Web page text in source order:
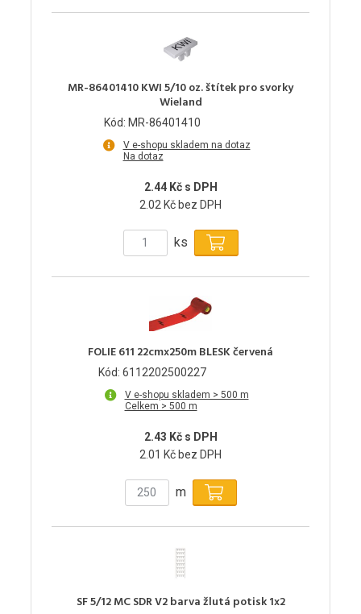
MR-86401410 KWI 5/10 oz. štítek pro svorky
Wieland
Kód: MR-86401410
V e-shopu skladem na dotaz
Na dotaz
2.44 Kč s DPH
2.02 Kč bez DPH
ks
FOLIE 611 22cmx250m BLESK červená
Kód: 6112202500227
V e-shopu skladem > 500 m
Celkem > 500 m
2.43 Kč s DPH
2.01 Kč bez DPH
m
SF 5/12 MC SDR V2 barva žlutá potisk 1x2